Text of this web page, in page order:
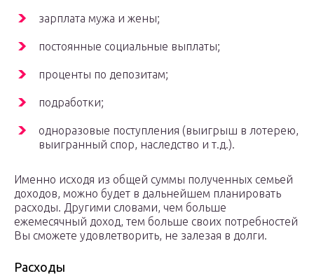
зарплата мужа и жены;
постоянные социальные выплаты;
проценты по депозитам;
подработки;
одноразовые поступления (выигрыш в лотерею,
выигранный спор, наследство и т.д.).
Именно исходя из общей суммы полученных семьей
доходов, можно будет в дальнейшем планировать
расходы. Другими словами, чем больше
ежемесячный доход, тем больше своих потребностей
Вы сможете удовлетворить, не залезая в долги.
Расходы